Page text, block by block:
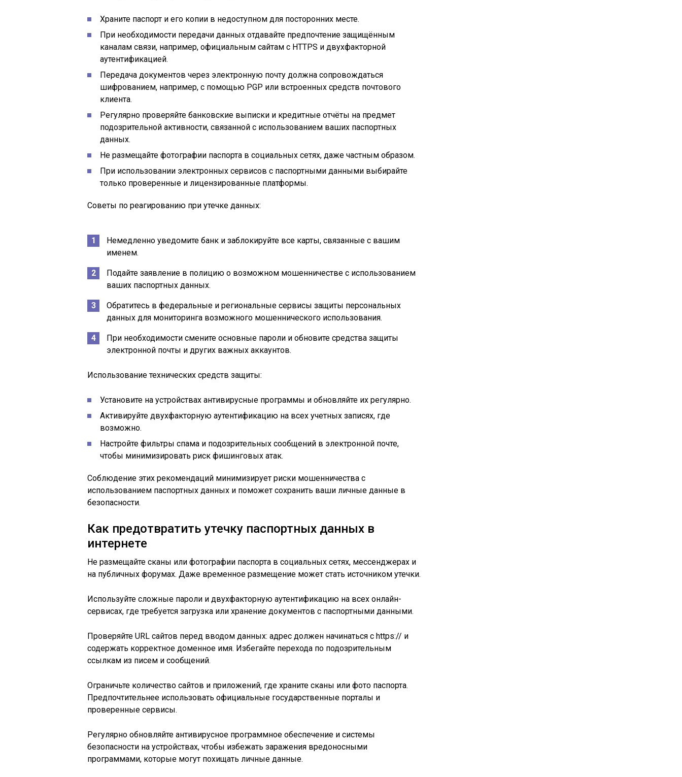
Храните паспорт и его копии в недоступном для посторонних месте.
При необходимости передачи данных отдавайте предпочтение защищённым
каналам связи, например, официальным сайтам с HTTPS и двухфакторной
аутентификацией.
Передача документов через электронную почту должна сопровождаться
шифрованием, например, с помощью PGP или встроенных средств почтового
клиента.
Регулярно проверяйте банковские выписки и кредитные отчёты на предмет
подозрительной активности, связанной с использованием ваших паспортных
данных.
Не размещайте фотографии паспорта в социальных сетях, даже частным образом.
При использовании электронных сервисов с паспортными данными выбирайте
только проверенные и лицензированные платформы.
Советы по реагированию при утечке данных:
Немедленно уведомите банк и заблокируйте все карты, связанные с вашим
именем.
Подайте заявление в полицию о возможном мошенничестве с использованием
ваших паспортных данных.
Обратитесь в федеральные и региональные сервисы защиты персональных
данных для мониторинга возможного мошеннического использования.
При необходимости смените основные пароли и обновите средства защиты
электронной почты и других важных аккаунтов.
Использование технических средств защиты:
Установите на устройствах антивирусные программы и обновляйте их регулярно.
Активируйте двухфакторную аутентификацию на всех учетных записях, где
возможно.
Настройте фильтры спама и подозрительных сообщений в электронной почте,
чтобы минимизировать риск фишинговых атак.
Соблюдение этих рекомендаций минимизирует риски мошенничества с
использованием паспортных данных и поможет сохранить ваши личные данные в
безопасности.
Как предотвратить утечку паспортных данных в
интернете
Не размещайте сканы или фотографии паспорта в социальных сетях, мессенджерах и
на публичных форумах. Даже временное размещение может стать источником утечки.
Используйте сложные пароли и двухфакторную аутентификацию на всех онлайн-
сервисах, где требуется загрузка или хранение документов с паспортными данными.
Проверяйте URL сайтов перед вводом данных: адрес должен начинаться с https:// и
содержать корректное доменное имя. Избегайте перехода по подозрительным
ссылкам из писем и сообщений.
Ограничьте количество сайтов и приложений, где храните сканы или фото паспорта.
Предпочтительнее использовать официальные государственные порталы и
проверенные сервисы.
Регулярно обновляйте антивирусное программное обеспечение и системы
безопасности на устройствах, чтобы избежать заражения вредоносными
программами, которые могут похищать личные данные.